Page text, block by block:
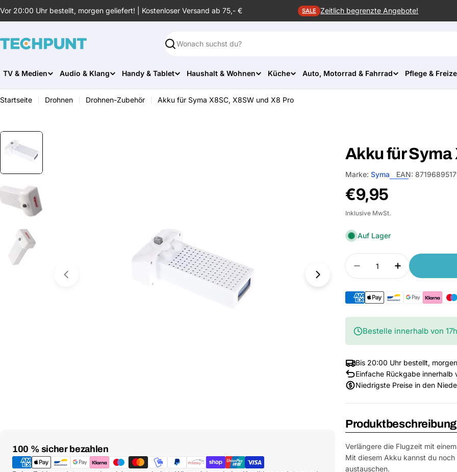
Inhalt
Vor 20:00 Uhr bestellt, morgen geliefert! | Kostenloser Versand ab 75,- € SALE Zeitlich begrenzte Angebote!
Suchen
TV & Medien Audio & Klang Handy & Tablet Haushalt & Wohnen Küche Auto, Motorrad & Fahrrad Pflege &
Startseite Drohnen Drohnen-Zubehör Akku für Syma X8SC, X8SW und X8 Pro
Medium 1 im Fenster öffnen
100 % sicher bezahlen
Zahlungsmethoden
Akku für Syma
Marke: Syma EAN:
Normalpreis
€9,95
Inklusive MwSt.
Auf Lager
Anzahl
Menge verringern für
Anzahl
Bestelle innerhalb von 17h
Bis 20:00 Uhr bestellt,
Einfache Rückgabe innerhalb
Niedrigste Preise in den
Produktbeschreibung
Verlängere die Flugzeit mit
Mit diesem Akku kannst du
austauschen.